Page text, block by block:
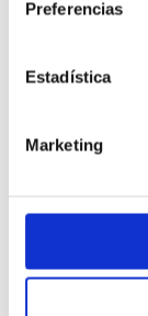
Preferencias
Estadística
Marketing
es
eficiente,